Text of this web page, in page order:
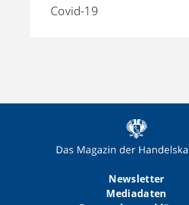
Covid-19
Newsletter
Mediadaten